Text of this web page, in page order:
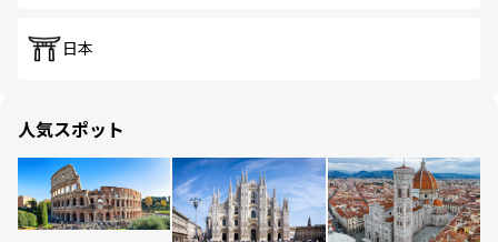
日本
人気スポット